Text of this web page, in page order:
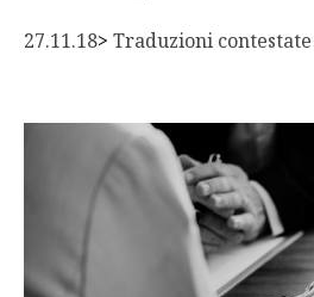
27.11.18> Traduzioni contestate